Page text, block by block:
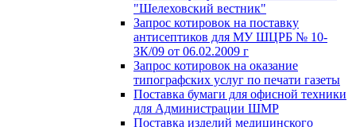
"Шелеховский вестник"
Запрос котировок на поставку
антисептиков для МУ ШЦРБ № 10-
ЗК/09 от 06.02.2009 г
Запрос котировок на оказание
типографских услуг по печати газеты
Поставка бумаги для офисной техники
для Администрации ШМР
Поставка изделий медицинского